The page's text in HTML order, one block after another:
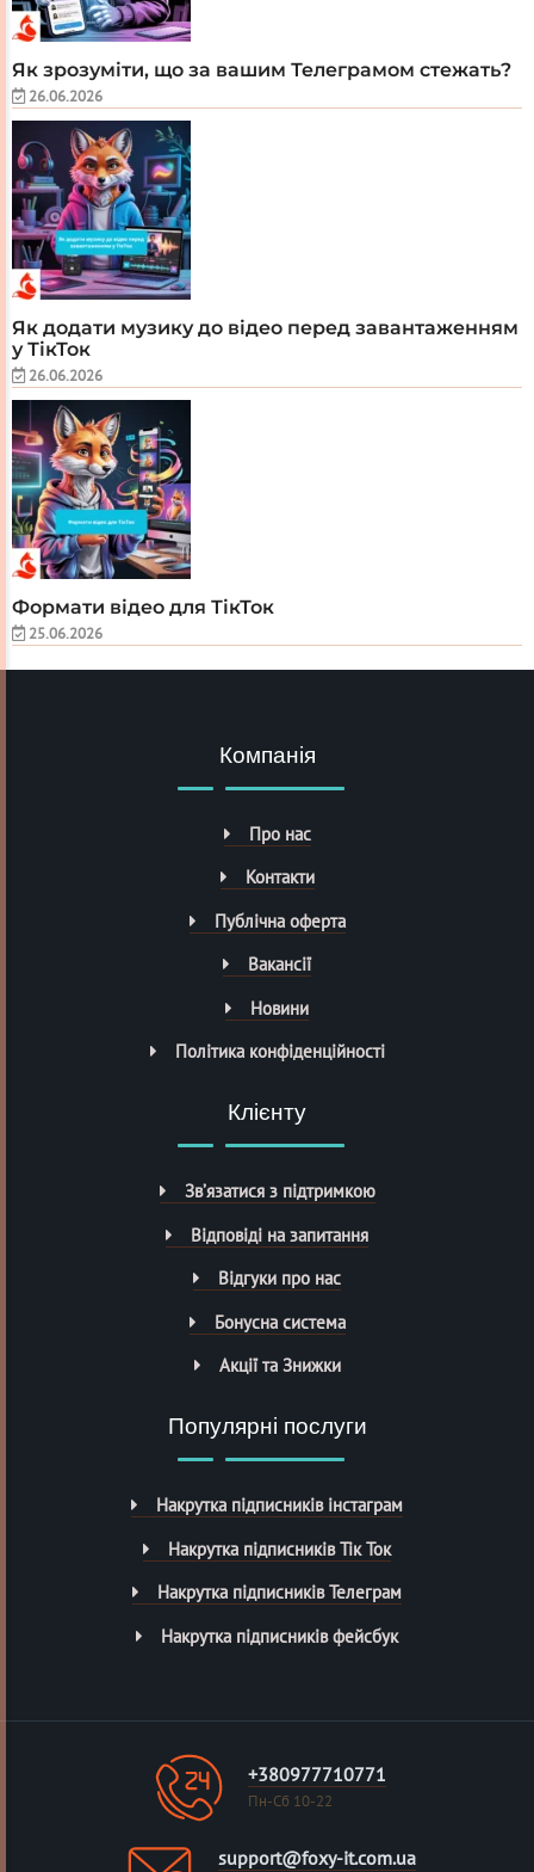
Як зрозуміти, що за вашим Телеграмом стежать?
26.06.2026
Як додати музику до відео перед завантаженням
у ТікТок
26.06.2026
Формати відео для ТікТок
25.06.2026
Компанія
Про нас
Контакти
Публічна оферта
Вакансії
Новини
Політика конфіденційності
Клієнту
Зв’язатися з підтримкою
Відповіді на запитання
Відгуки про нас
Бонусна система
Акції та Знижки
Популярні послуги
Накрутка підписників інстаграм
Накрутка підписників Тік Ток
Накрутка підписників Телеграм
Накрутка підписників фейсбук
+380977710771
Пн-Сб 10-22
support@foxy-it.com.ua